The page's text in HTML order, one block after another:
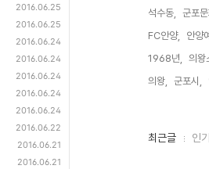
2016.06.25
2016.06.25
2016.06.24
2016.06.24
2016.06.24
2016.06.24
2016.06.24
2016.06.22
2016.06.21
2016.06.21
석수동, 군포
FC안양,
안양
1968년,
의왕
의왕,
군포시,
최
최근글 인